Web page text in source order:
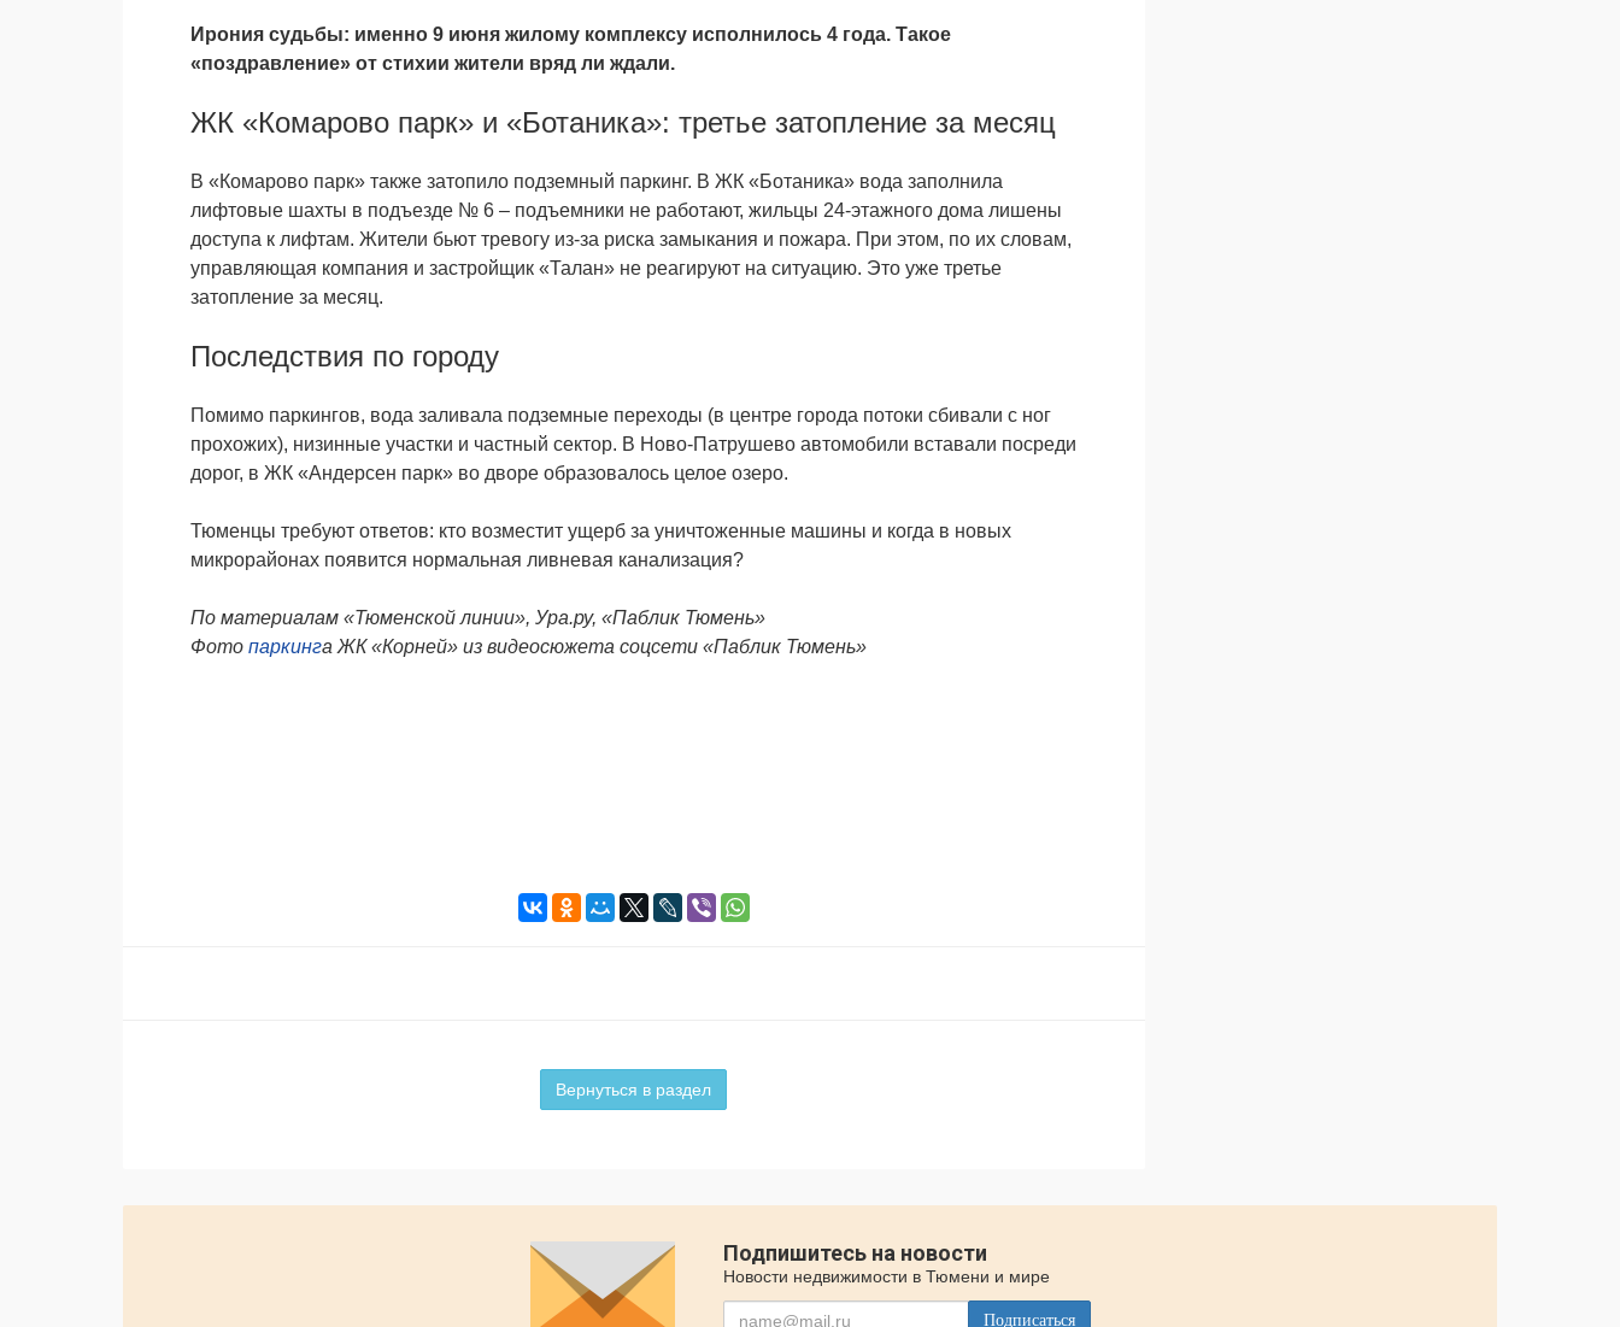
Ирония судьбы: именно 9 июня жилому комплексу исполнилось 4 года. Такое
«поздравление» от стихии жители вряд ли ждали.
ЖК «Комарово парк» и «Ботаника»: третье затопление за месяц
В «Комарово парк» также затопило подземный пaркинг. В ЖК «Ботаника» вода заполнила
лифтовые шахты в подъезде № 6 – подъемники не работают, жильцы 24-этажного дома лишены
доступа к лифтам. Жители бьют тревогу из-за риска замыкания и пожара. При этом, по их словам,
управляющая компания и застройщик «Талан» не реагируют на ситуацию. Это уже третье
затопление за месяц.
Последствия по городу
Помимо пaркингов, вода заливала подземные переходы (в центре города потоки сбивали с ног
прохожих), низинные участки и частный сектор. В Ново-Патрушево автомобили вставали посреди
дорог, в ЖК «Андерсен парк» во дворе образовалось целое озеро.
Тюменцы требуют ответов: кто возместит ущерб за уничтоженные машины и когда в новых
микрорайонах появится нормальная ливневая канализация?
По материалам «Тюменской линии», Ура.ру, «Паблик Тюмень»
Фото паркинга ЖК «Корней» из видеосюжета соцсети «Паблик Тюмень»
Вернуться в раздел
Подпишитесь на новости
Новости недвижимости в Тюмени и мире
Подписаться